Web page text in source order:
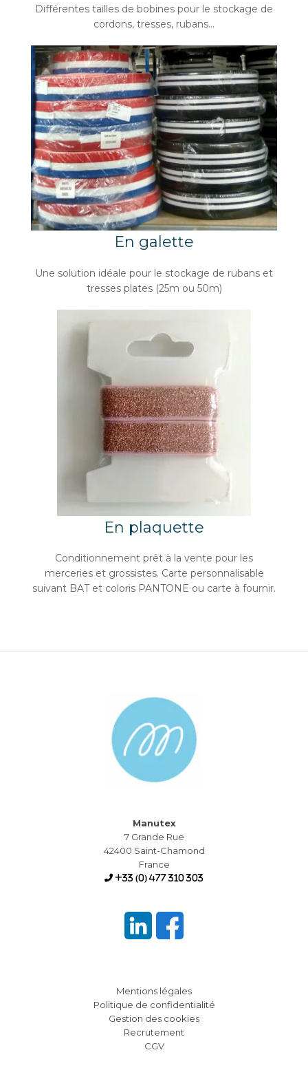
Différentes tailles de bobines pour le stockage de
cordons, tresses, rubans…
En galette
Une solution idéale pour le stockage de rubans et
tresses plates (25m ou 50m)
En plaquette
Conditionnement prêt à la vente pour les
merceries et grossistes. Carte personnalisable
suivant BAT et coloris PANTONE ou carte à fournir.
Manutex
7 Grande Rue
42400 Saint-Chamond
France
+33 (0) 477 310 303
Mentions légales
Politique de confidentialité
Gestion des cookies
Recrutement
CGV